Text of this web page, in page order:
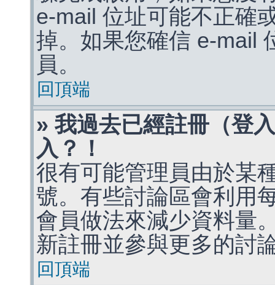
e-mail 位址可能不正確
掉。如果您確信 e-mail
員。
回頂端
» 我過去已經註冊（登
入？！
很有可能管理員由於某
號。有些討論區會利用
會員做法來減少資料量
新註冊並參與更多的討
回頂端